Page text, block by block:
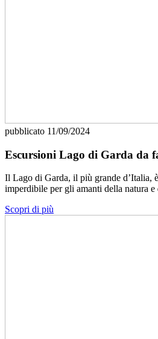
pubblicato 11/09/2024
Escursioni Lago di Garda da
Il Lago di Garda, il più grande d’Italia,
imperdibile per gli amanti della natura
Scopri di più